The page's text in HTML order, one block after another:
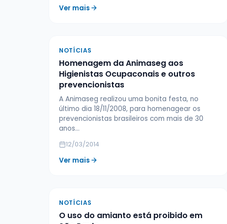
Ver mais
NOTÍCIAS
Homenagem da Animaseg aos
Higienistas Ocupaconais e outros
prevencionistas
A Animaseg realizou uma bonita festa, no
último dia 18/11/2008, para homenagear os
prevencionistas brasileiros com mais de 30
anos…
12/03/2014
Ver mais
NOTÍCIAS
O uso do amianto está proibido em